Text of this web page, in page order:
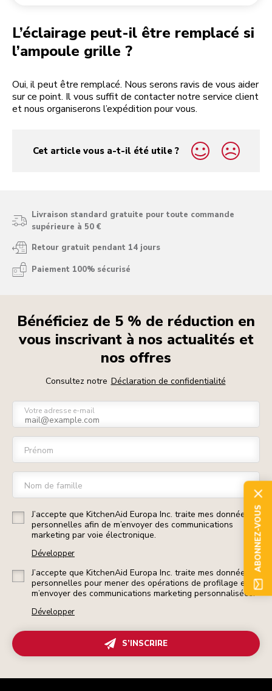
L’éclairage peut-il être remplacé si
l’ampoule grille ?
Oui, il peut être remplacé. Nous serons ravis de vous aider
sur ce point. Il vous suffit de contacter notre service client
et nous organiserons l’expédition pour vous.
Cet article vous a-t-il été utile ?
yes
no
Livraison standard gratuite pour toute commande
supérieure à 50 €
Retour gratuit pendant 14 jours
Paiement 100% sécurisé
Bénéficiez de 5 % de réduction en
vous inscrivant à nos actualités et
nos offres
Consultez notre Déclaration de confidentialité
Votre adresse e-mail
Prénom
Nom de famille
J’accepte que KitchenAid Europa Inc. traite mes données
personnelles afin de m’envoyer des communications
marketing par voie électronique.
Développer
J’accepte que KitchenAid Europa Inc. traite mes données
personnelles pour mener des opérations de profilage et
m’envoyer des communications marketing personnalisées.
Développer
S’INSCRIRE
ABONNEZ-VOUS